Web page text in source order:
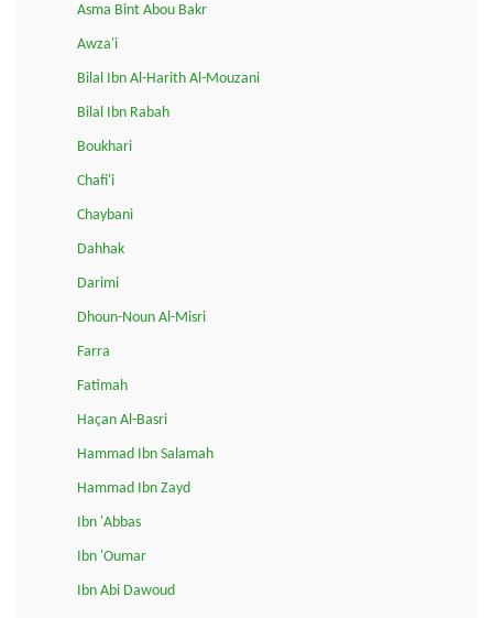
Asma Bint Abou Bakr
Awza'i
Bilal Ibn Al-Harith Al-Mouzani
Bilal Ibn Rabah
Boukhari
Chafi'i
Chaybani
Dahhak
Darimi
Dhoun-Noun Al-Misri
Farra
Fatimah
Haçan Al-Basri
Hammad Ibn Salamah
Hammad Ibn Zayd
Ibn 'Abbas
Ibn 'Oumar
Ibn Abi Dawoud